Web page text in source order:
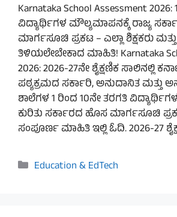
Karnataka School Assessment
ವಿದ್ಯಾರ್ಥಿಗಳ ಮೌಲ್ಯಮಾಪನಕ್ಕೆ ರಾಜ್ಯ
ಮಾರ್ಗಸೂಚಿ ಪ್ರಕಟ – ಎಲ್ಲಾ ಶಿಕ್ಷಕರು
ತಿಳಿಯಲೇಬೇಕಾದ ಮಾಹಿತಿ! Karnataka
2026: 2026-27ನೇ ಶೈಕ್ಷಣಿಕ ಸಾಲಿನಲ್ಲಿ
ಪಠ್ಯಕ್ರಮದ ಸರ್ಕಾರಿ, ಅನುದಾನಿತ ಮತ್ತು
ಶಾಲೆಗಳ 1 ರಿಂದ 10ನೇ ತರಗತಿ
ಕುರಿತು ಸರ್ಕಾರದ ಹೊಸ ಮಾರ್ಗಸೂಚಿ
ಸಂಪೂರ್ಣ ಮಾಹಿತಿ ಇಲ್ಲಿ ಓದಿ. 2026-27
Categories
Education & EdTech